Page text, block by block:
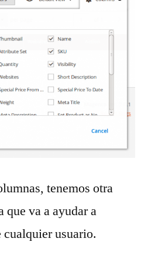
tenemos otra
va a ayudar a
cualquier usuario.